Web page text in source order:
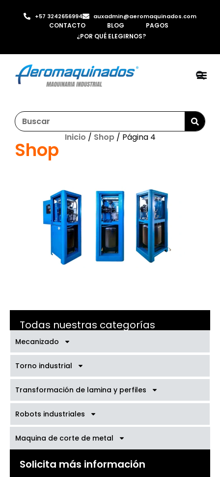
+57 3242656994 auxadmin@aeromaquinados.com
CONTACTO BLOG
PAGOS
¿POR QUÉ ELEGIRNOS?
Inicio / Shop/ Página 4
Shop
Todas nuestras categorías
Mecanizado
Torno industrial
Transformación de lamina y perfiles
Robots industriales
Maquina de corte de metal
Solicita más información